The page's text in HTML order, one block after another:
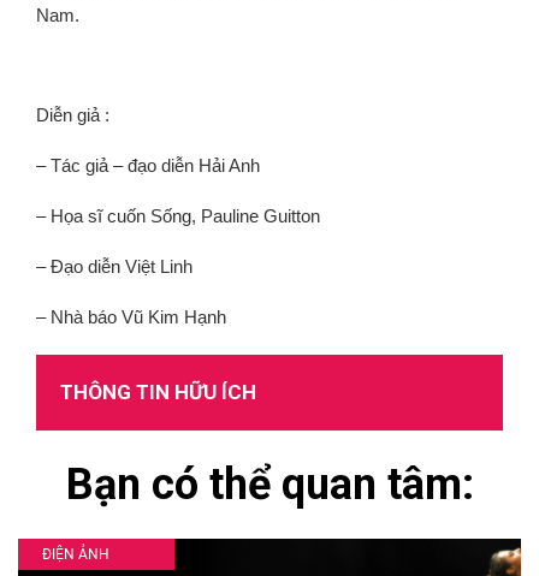
Nam.
Diễn giả :
– Tác giả – đạo diễn Hải Anh
– Họa sĩ cuốn Sống, Pauline Guitton
– Đạo diễn Việt Linh
– Nhà báo Vũ Kim Hạnh
THÔNG TIN HỮU ÍCH
Bạn có thể quan tâm:
ĐIỆN ẢNH